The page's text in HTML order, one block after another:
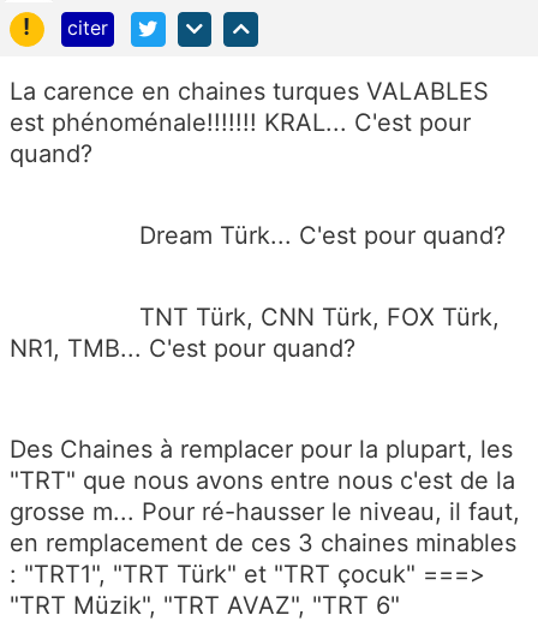
!
citer
La carence en chaines turques VALABLES
est phénoménale!!!!!!! KRAL... C'est pour
quand?
Dream Türk... C'est pour quand?
TNT Türk, CNN Türk, FOX Türk,
NR1, TMB... C'est pour quand?
Des Chaines à remplacer pour la plupart, les
"TRT" que nous avons entre nous c'est de la
grosse m... Pour ré-hausser le niveau, il faut,
en remplacement de ces 3 chaines minables
: "TRT1", "TRT Türk" et "TRT çocuk" ===>
"TRT Müzik", "TRT AVAZ", "TRT 6"